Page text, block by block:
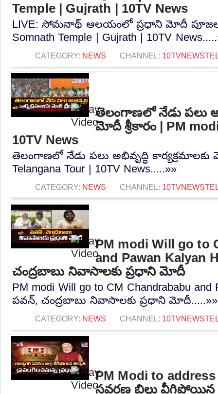
Temple | Gujrath | 10TV News
LIVE: సోమనాథ్‌ ఆలయంలో ప్రధాని మోదీ పూజలు
Somnath Temple | Gujrath | 10TV
CATEGORY: NEWS CHANNEL:
తెలంగాణలో నేడు పలు
మోదీ శ్రీకారం | PM
10TV News
తెలంగాణలో నేడు పలు అభివృద్ధి కార్యక్రమాలకు
Telangana Tour | 10TV News.....»»
CATEGORY: NEWS CHANNEL:
PM modi Will go to
and Pawan Kalyan
చంద్రబాబు నివాసాలకు ప్రధాని మోదీ
PM modi Will go to CM Chandrababu and
పవన్, చంద్రబాబు నివాసాలకు ప్రధాని మోదీ.....»»
CATEGORY: NEWS CHANNEL:
PM Modi to
సవరణ బిల్లు వీగిపోయిన